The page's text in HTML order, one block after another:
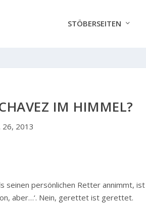
STÖBERSEITEN
IM HIMMEL?
26, 2013
seinen persönlichen Retter annimmt, ist
aber…‘. Nein, gerettet ist gerettet.